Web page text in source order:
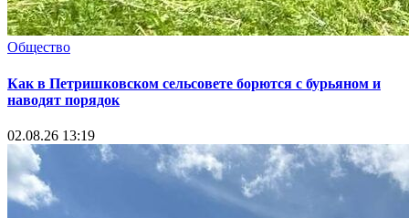
Общество
Как в Петришковском сельсовете борются с бурьяном и
наводят порядок
02.08.26 13:19